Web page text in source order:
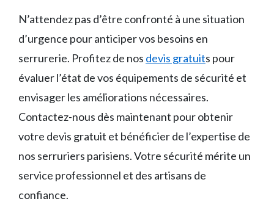
N’attendez pas d’être confronté à une situation
d’urgence pour anticiper vos besoins en
serrurerie. Profitez de nos devis gratuits pour
évaluer l’état de vos équipements de sécurité et
envisager les améliorations nécessaires.
Contactez-nous dès maintenant pour obtenir
votre devis gratuit et bénéficier de l’expertise de
nos serruriers parisiens. Votre sécurité mérite un
service professionnel et des artisans de
confiance.